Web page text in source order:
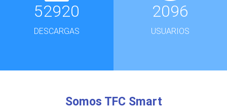
52920
DESCARGAS
2096
USUARIOS
Somos TFC Smart